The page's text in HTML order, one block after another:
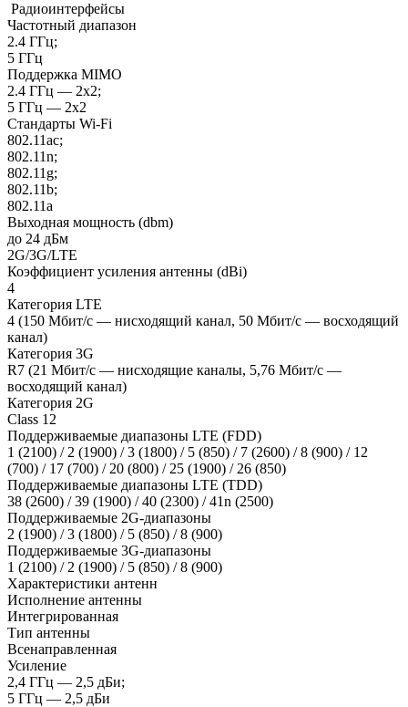
Радиоинтерфейсы
Частотный диапазон
2.4 ГГц;
5 ГГц
Поддержка MIMO
2.4 ГГц — 2x2;
5 ГГц — 2x2
Стандарты Wi-Fi
802.11ac;
802.11n;
802.11g;
802.11b;
802.11a
Выходная мощность (dbm)
до 24 дБм
2G/3G/LTE
Коэффициент усиления антенны (dBi)
4
Категория LTE
4 (150 Мбит/с — нисходящий канал, 50 Мбит/с — восходящий
канал)
Категория 3G
R7 (21 Мбит/с — нисходящие каналы, 5,76 Мбит/с —
восходящий канал)
Категория 2G
Class 12
Поддерживаемые диапазоны LTE (FDD)
1 (2100) / 2 (1900) / 3 (1800) / 5 (850) / 7 (2600) / 8 (900) / 12
(700) / 17 (700) / 20 (800) / 25 (1900) / 26 (850)
Поддерживаемые диапазоны LTE (TDD)
38 (2600) / 39 (1900) / 40 (2300) / 41n (2500)
Поддерживаемые 2G-диапазоны
2 (1900) / 3 (1800) / 5 (850) / 8 (900)
Поддерживаемые 3G-диапазоны
1 (2100) / 2 (1900) / 5 (850) / 8 (900)
Характеристики антенн
Исполнение антенны
Интегрированная
Тип антенны
Всенаправленная
Усиление
2,4 ГГц — 2,5 дБи;
5 ГГц — 2,5 дБи